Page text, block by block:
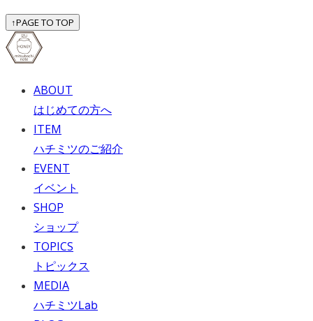
↑PAGE TO TOP
ABOUT
はじめての方へ
ITEM
ハチミツのご紹介
EVENT
イベント
SHOP
ショップ
TOPICS
トピックス
MEDIA
ハチミツLab